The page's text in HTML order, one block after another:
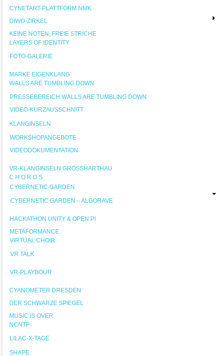
CYNETART-PLATTFORM NMK
DIWO-ZIRKEL
KEINE NOTEN, FREIE STRICHE
LAYERS OF IDENTITY
FOTO-GALERIE
MARKE EIGENKLANG
WALLS ARE TUMBLING DOWN
PRESSEBEREICH WALLS ARE TUMBLING DOWN
VIDEO-KURZAUSSCHNITT
KLANGINSELN
WORKSHOPANGEBOTE
VIDEODOKUMENTATION
VR-KLANGINSELN GROSSHARTHAU
C H O R O S
CYBERNETIC GARDEN
CYBERNETIC GARDEN – ALGORAVE
HACKATHON UNITY & OPEN PI
METAFORMANCE
VIRTUAL CHOIR
VR TALK
VR-PLAYBOUR
CYANOMETER DRESDEN
DER SCHWARZE SPIEGEL
MUSIC IS OVER
NCNTP
LILAC-X-TAGE
SHAPE